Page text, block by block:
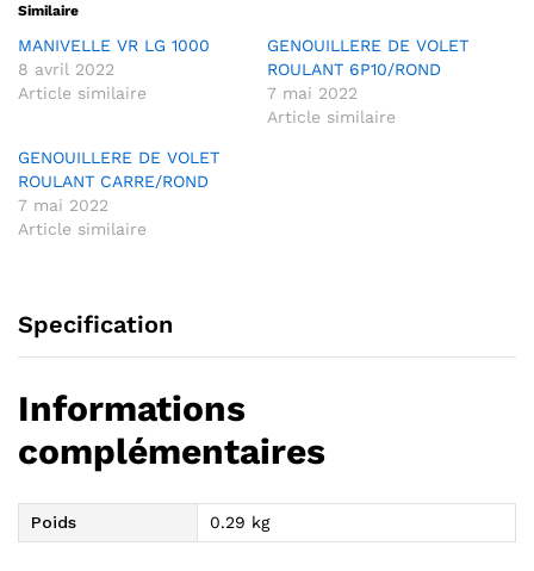
Similaire
MANIVELLE VR LG 1000
8 avril 2022
Article similaire
GENOUILLERE DE VOLET
ROULANT 6P10/ROND
7 mai 2022
Article similaire
GENOUILLERE DE VOLET
ROULANT CARRE/ROND
7 mai 2022
Article similaire
Specification
Informations
complémentaires
Poids 0.29 kg